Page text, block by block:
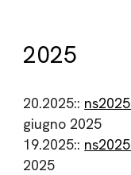
2025
20.2025::
giugno 2025
19.2025::
2025